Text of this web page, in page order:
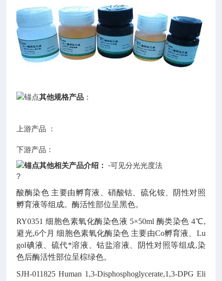
其他规格产品 ：
上游产品 ：
下游产品：
其他相关产品介绍： -可见分光光度法
?
酸酶染色 主要由孵育液、硝酸钴、硫化铵、阴性对照
孵育液等组成。酶活性部位呈黑色。
RY0351 细胞色素氧化酶染色液 5×50ml 酶类染色 4℃,
避光,6个月 细胞色素氧化酶染色 主要由Co孵育液、Lu
gol碘液、硫代*溶液、钴盐溶液、阴性对照等组成,染
色后酶活性部位呈棕绿色。
SJH-011825 Human 1,3-Disphosphoglycerate,1,3-DPG Eli